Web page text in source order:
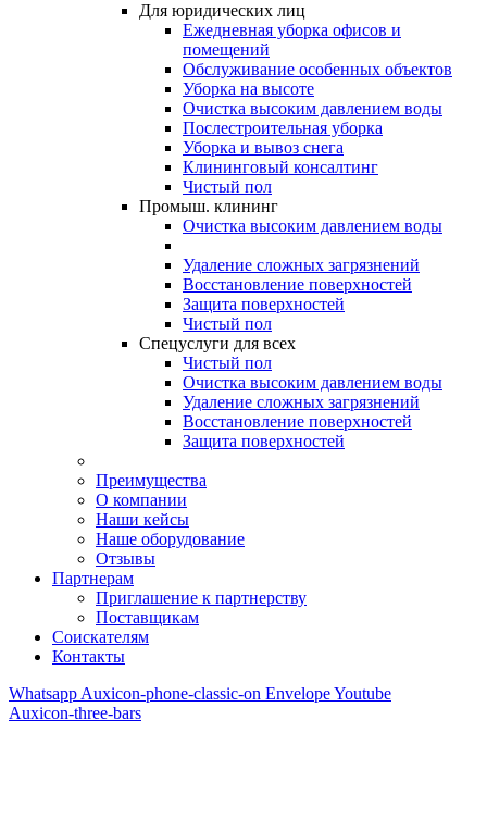
Для юридических лиц
Ежедневная уборка офисов и
помещений
Обслуживание особенных объектов
Уборка на высоте
Очистка высоким давлением воды
Послестроительная уборка
Уборка и вывоз снега
Клининговый консалтинг
Чистый пол
Промыш. клининг
Очистка высоким давлением воды
Удаление сложных загрязнений
Восстановление поверхностей
Защита поверхностей
Чистый пол
Спецуслуги для всех
Чистый пол
Очистка высоким давлением воды
Удаление сложных загрязнений
Восстановление поверхностей
Защита поверхностей
Преимущества
О компании
Наши кейсы
Наше оборудование
Отзывы
Партнерам
Приглашение к партнерству
Поставщикам
Соискателям
Контакты
Whatsapp Auxicon-phone-classic-on EnvelopeYoutube
Auxicon-three-bars